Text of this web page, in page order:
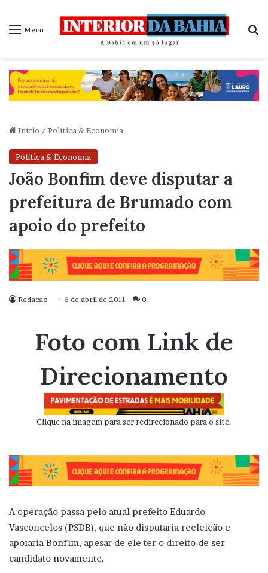
Menu
Início / Política & Economia
Política & Economia
João Bonfim deve disputar a
prefeitura de Brumado com
apoio do prefeito
Redacao 6 de abril de 2011 0
Foto com Link de
Direcionamento
Clique na imagem para ser redirecionado para o site.
A operação passa pelo atual prefeito Eduardo
Vasconcelos (PSDB), que não disputaria reeleição e
apoiaria Bonfim, apesar de ele ter o direito de ser
candidato novamente.